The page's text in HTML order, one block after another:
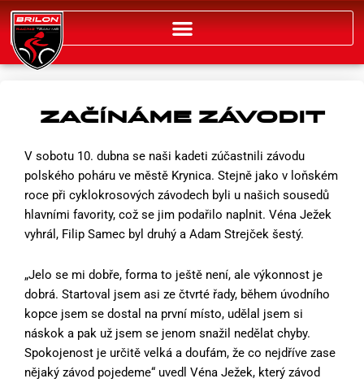
Přeskočit
na
obsah
ZAČÍNÁME ZÁVODIT
V sobotu 10. dubna se naši kadeti zúčastnili závodu
polského poháru ve městě Krynica. Stejně jako v loňském
roce při cyklokrosových závodech byli u našich sousedů
hlavními favority, což se jim podařilo naplnit. Véna Ježek
vyhrál, Filip Samec byl druhý a Adam Strejček šestý.
„Jelo se mi dobře, forma to ještě není, ale výkonnost je
dobrá. Startoval jsem asi ze čtvrté řady, během úvodního
kopce jsem se dostal na první místo, udělal jsem si
náskok a pak už jsem se jenom snažil nedělat chyby.
Spokojenost je určitě velká a doufám, že co nejdříve zase
nějaký závod pojedeme“ uvedl Véna Ježek, který závod